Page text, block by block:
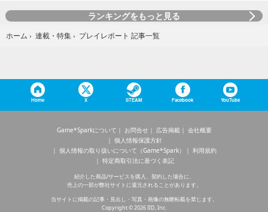
ランキングをもっと見る
ホーム › 連載・特集 › プレイレポート 記事一覧
Home X STEAM Facebook YouTube
Game*Sparkについて お問合せ 広告掲載
会社概要
個人情報保護方針
個人情報の取り扱いについて（Game*Spark）
利用規約
特定商取引法に基づく表記
紹介した商品/サービスを購入、契約した場合に、
売上の一部が弊社サイトに還元されることがあります。
当サイトに掲載の記事・見出し・写真・画像の無断転載を禁じます。
Copyright © 2026 IID, Inc.